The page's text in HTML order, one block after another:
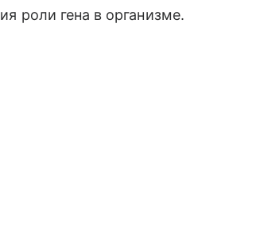
роли гена в организме.